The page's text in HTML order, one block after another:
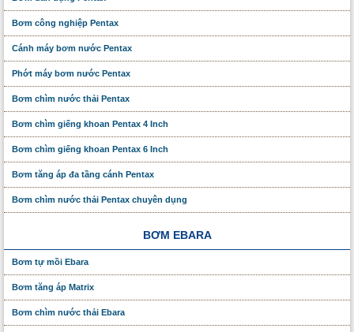
Bơm công nghiệp Pentax
Cánh máy bơm nước Pentax
Phớt máy bơm nước Pentax
Bơm chìm nước thải Pentax
Bơm chìm giếng khoan Pentax 4 Inch
Bơm chìm giếng khoan Pentax 6 Inch
Bơm tăng áp đa tầng cánh Pentax
Bơm chìm nước thải Pentax chuyên dụng
BƠM EBARA
Bơm tự mồi Ebara
Bơm tăng áp Matrix
Bơm chìm nước thải Ebara